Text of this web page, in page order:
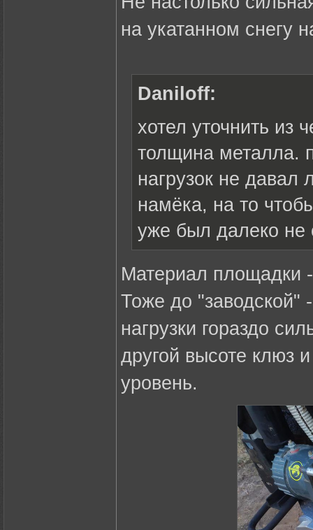
на укатанном снегу
Daniloff:
хотел уточнить из
толщина металла.
нагрузок не
намёка, на то
уже был далеко
Материал площадки
Тоже до
нагрузки гораздо
другой высоте клюз
уровень.